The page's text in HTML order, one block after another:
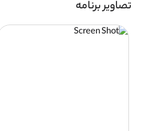
تصاویر برنامه